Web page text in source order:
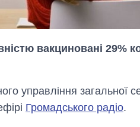
вакциновані 29%
управління загальної
Громадського радіо.